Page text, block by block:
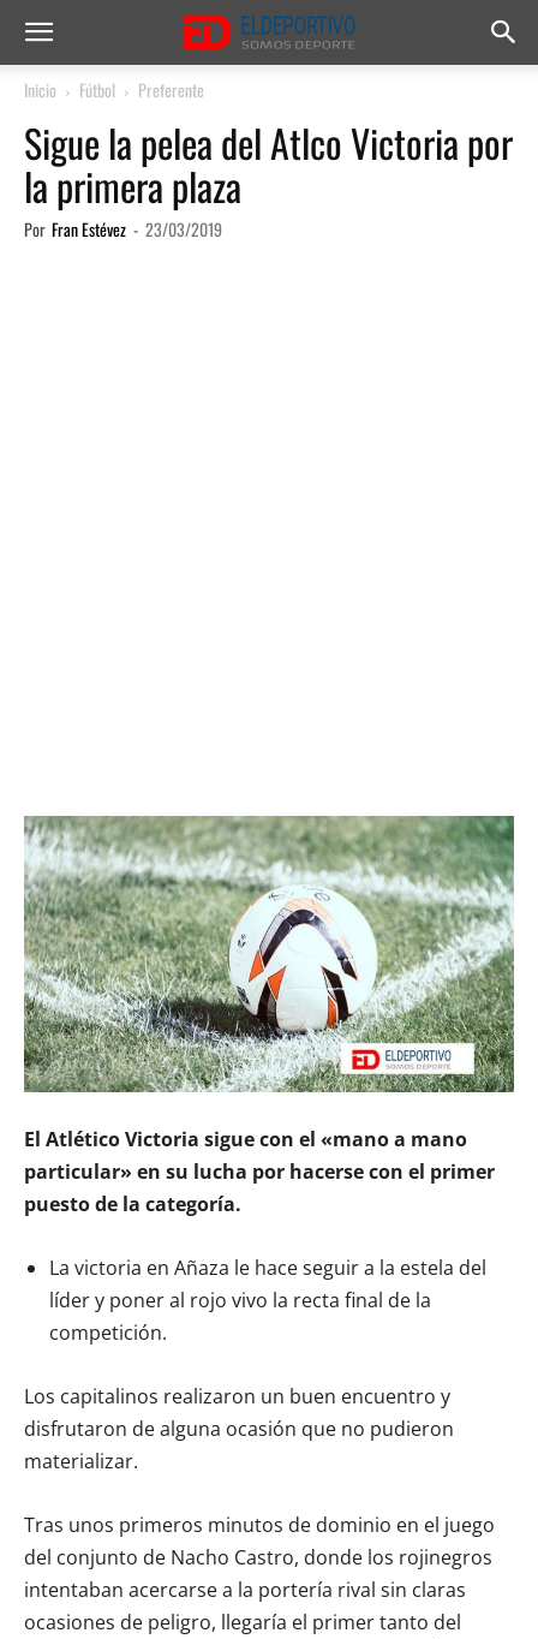
Inicio Fútbol Preferente
Sigue la pelea del Atlco Victoria por
la primera plaza
Por Fran Estévez - 23/03/2019
El Atlético Victoria sigue con el «mano a mano
particular» en su lucha por hacerse con el primer
puesto de la categoría.
La victoria en Añaza le hace seguir a la estela del
líder y poner al rojo vivo la recta final de la
competición.
Los capitalinos realizaron un buen encuentro y
disfrutaron de alguna ocasión que no pudieron
materializar.
Tras unos primeros minutos de dominio en el juego
del conjunto de Nacho Castro, donde los rojinegros
intentaban acercarse a la portería rival sin claras
ocasiones de peligro, llegaría el primer tanto del